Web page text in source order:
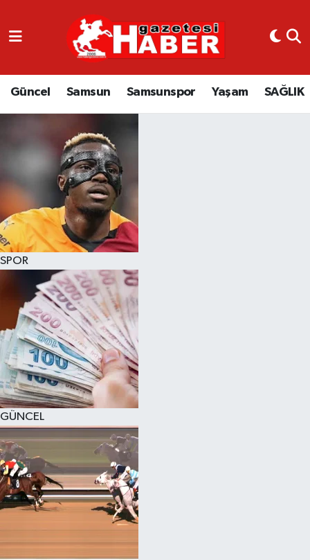
Güncel Samsun Samsunspor Yaşam SAĞLIK
SPOR
GÜNCEL
GÜNCEL
SAMSUN
EKONOMİ
YAŞAM